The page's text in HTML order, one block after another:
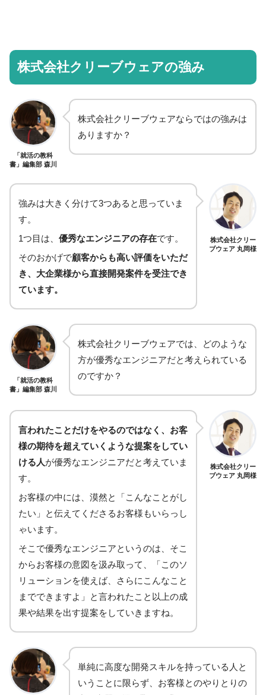
株式会社クリーブウェアの強み
「就活の教科
書」編集部 森川
株式会社クリーブウェアならではの強みは
ありますか？
強みは大きく分けて3つあると思っていま
す。
1つ目は、 優秀なエンジニアの存在です。
そのおかげで顧客からも高い評価をいただ
き、大企業様から直接開発案件を受注でき
ています。
株式会社クリー
ブウェア 丸岡様
「就活の教科
書」編集部 森川
株式会社クリーブウェアでは、どのような
方が優秀なエンジニアだと考えられている
のですか？
言われたことだけをやるのではなく、お客
様の期待を超えていくような提案をしてい
ける人が優秀なエンジニアだと考えていま
す。
お客様の中には、漠然と「こんなことがし
たい」と伝えてくださるお客様もいらっし
ゃいます。
そこで優秀なエンジニアというのは、そこ
からお客様の意図を汲み取って、「このソ
リューションを使えば、さらにこんなこと
までできますよ」と言われたこと以上の成
果や結果を出す提案をしていきますね。
株式会社クリー
ブウェア 丸岡様
単純に高度な開発スキルを持っている人と
いうことに限らず、お客様とのやりとりの